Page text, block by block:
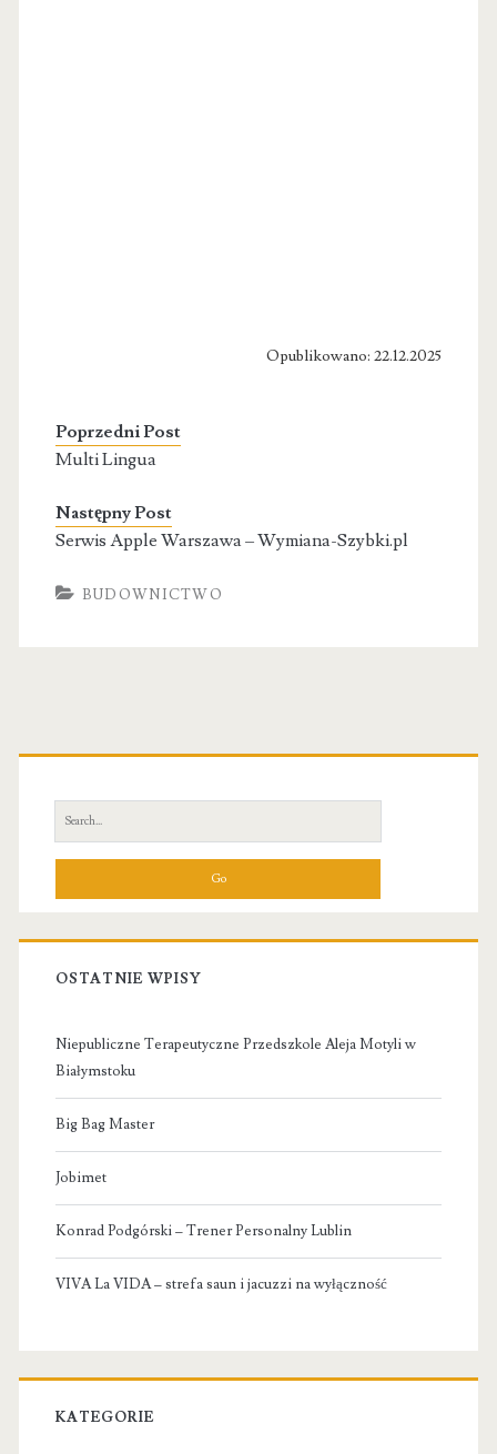
Opublikowano: 22.12.2025
Poprzedni Post
Multi Lingua
Następny Post
Serwis Apple Warszawa – Wymiana-Szybki.pl
BUDOWNICTWO
Primary
Sidebar
Search
for:
OSTATNIE WPISY
Niepubliczne Terapeutyczne Przedszkole Aleja Motyli w
Białymstoku
Big Bag Master
Jobimet
Konrad Podgórski – Trener Personalny Lublin
VIVA La VIDA – strefa saun i jacuzzi na wyłączność
KATEGORIE